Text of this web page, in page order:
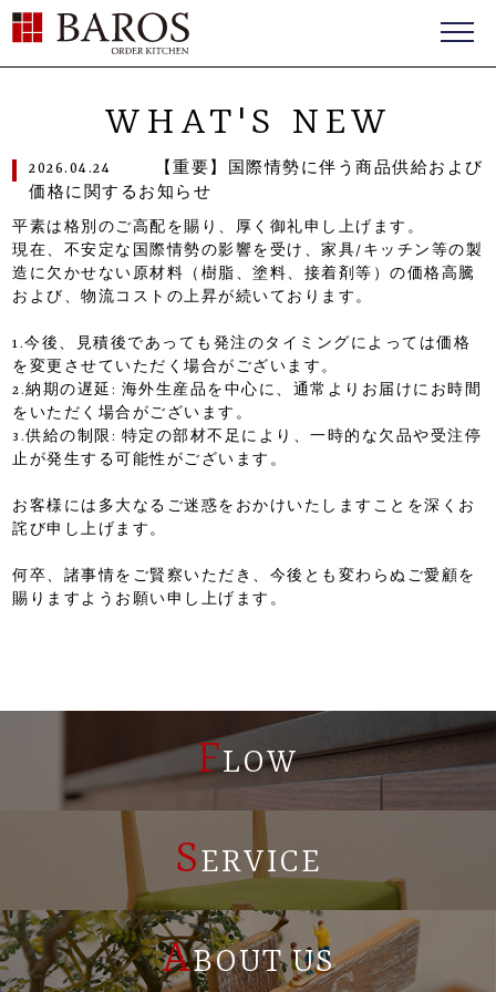
WHAT'S NEW
2026.04.24
【重要】国際情勢に伴う商品供給および
価格に関するお知らせ
平素は格別のご高配を賜り、厚く御礼申し上げます。
現在、不安定な国際情勢の影響を受け、家具/キッチン等の製
造に欠かせない原材料（樹脂、塗料、接着剤等）の価格高騰
および、物流コストの上昇が続いております。
1.今後、見積後であっても発注のタイミングによっては価格
を変更させていただく場合がございます。
2.納期の遅延: 海外生産品を中心に、通常よりお届けにお時間
をいただく場合がございます。
3.供給の制限: 特定の部材不足により、一時的な欠品や受注停
止が発生する可能性がございます。
お客様には多大なるご迷惑をおかけいたしますことを深くお
詫び申し上げます。
何卒、諸事情をご賢察いただき、今後とも変わらぬご愛顧を
賜りますようお願い申し上げます。
FLOW
SERVICE
ABOUT US